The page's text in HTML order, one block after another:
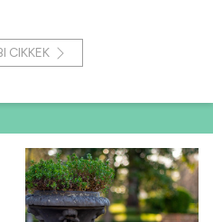
CIKKEK